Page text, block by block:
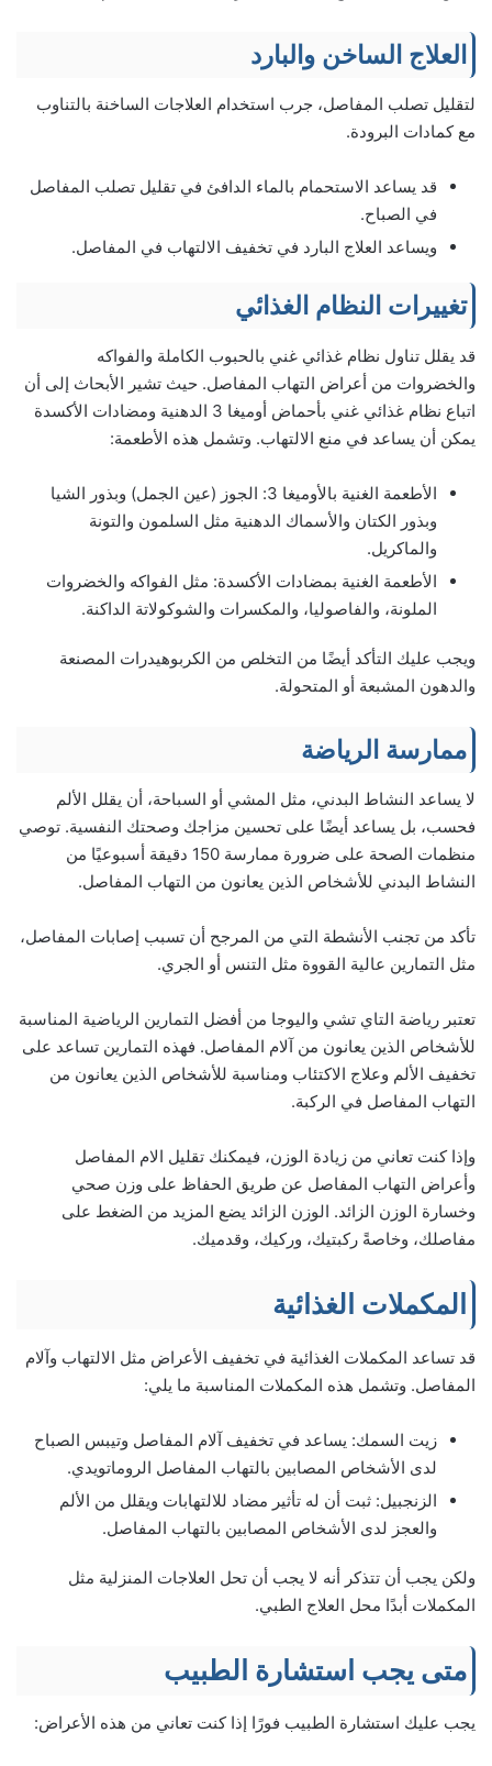
العلاج الساخن والبارد
لتقليل تصلب المفاصل، جرب استخدام العلاجات الساخنة بالتناوب
مع كمادات البرودة.
قد يساعد الاستحمام بالماء الدافئ في تقليل تصلب المفاصل
في الصباح.
ويساعد العلاج البارد في تخفيف الالتهاب في المفاصل.
تغييرات النظام الغذائي
قد يقلل تناول نظام غذائي غني بالحبوب الكاملة والفواكه
والخضروات من أعراض التهاب المفاصل. حيث تشير الأبحاث إلى أن
اتباع نظام غذائي غني بأحماض أوميغا 3 الدهنية ومضادات الأكسدة
يمكن أن يساعد في منع الالتهاب. وتشمل هذه الأطعمة:
الأطعمة الغنية بالأوميغا 3: الجوز (عين الجمل) وبذور الشيا
وبذور الكتان والأسماك الدهنية مثل السلمون والتونة
والماكريل.
الأطعمة الغنية بمضادات الأكسدة: مثل الفواكه والخضروات
الملونة، والفاصوليا، والمكسرات والشوكولاتة الداكنة.
ويجب عليك التأكد أيضًا من التخلص من الكربوهيدرات المصنعة
والدهون المشبعة أو المتحولة.
ممارسة الرياضة
لا يساعد النشاط البدني، مثل المشي أو السباحة، أن يقلل الألم
فحسب، بل يساعد أيضًا على تحسين مزاجك وصحتك النفسية. توصي
منظمات الصحة على ضرورة ممارسة 150 دقيقة أسبوعيًا من
النشاط البدني للأشخاص الذين يعانون من التهاب المفاصل.
تأكد من تجنب الأنشطة التي من المرجح أن تسبب إصابات المفاصل،
مثل التمارين عالية القووة مثل التنس أو الجري.
تعتبر رياضة التاي تشي واليوجا من أفضل التمارين الرياضية المناسبة
للأشخاص الذين يعانون من آلام المفاصل. فهذه التمارين تساعد على
تخفيف الألم وعلاج الاكتئاب ومناسبة للأشخاص الذين يعانون من
التهاب المفاصل في الركبة.
وإذا كنت تعاني من زيادة الوزن، فيمكنك تقليل الام المفاصل
وأعراض التهاب المفاصل عن طريق الحفاظ على وزن صحي
وخسارة الوزن الزائد. الوزن الزائد يضع المزيد من الضغط على
مفاصلك، وخاصةً ركبتيك، وركيك، وقدميك.
المكملات الغذائية
قد تساعد المكملات الغذائية في تخفيف الأعراض مثل الالتهاب وآلام
المفاصل. وتشمل هذه المكملات المناسبة ما يلي:
زيت السمك: يساعد في تخفيف آلام المفاصل وتيبس الصباح
لدى الأشخاص المصابين بالتهاب المفاصل الروماتويدي.
الزنجبيل: ثبت أن له تأثير مضاد للالتهابات ويقلل من الألم
والعجز لدى الأشخاص المصابين بالتهاب المفاصل.
ولكن يجب أن تتذكر أنه لا يجب أن تحل العلاجات المنزلية مثل
المكملات أبدًا محل العلاج الطبي.
متى يجب استشارة الطبيب
يجب عليك استشارة الطبيب فورًا إذا كنت تعاني من هذه الأعراض: